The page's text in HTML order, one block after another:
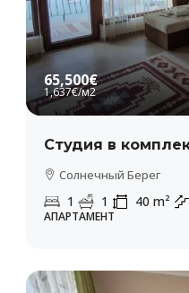
65,500€
1,637€/м2
Студия в
Солнечный Берег
1 1 40 m²
АПАРТАМЕНТ